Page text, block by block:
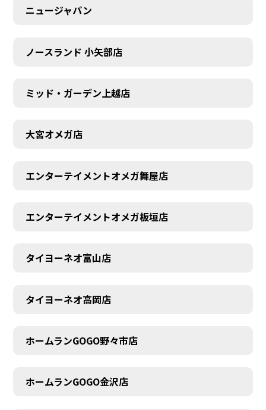
ニュージャパン
ノースランド 小矢部店
ミッド・ガーデン上越店
大宮オメガ店
エンターテイメントオメガ舞屋店
エンターテイメントオメガ板垣店
タイヨーネオ富山店
タイヨーネオ高岡店
ホームランGOGO野々市店
ホームランGOGO金沢店